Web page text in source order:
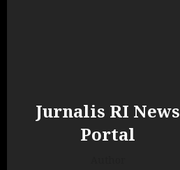
Jurnalis RI News
Portal